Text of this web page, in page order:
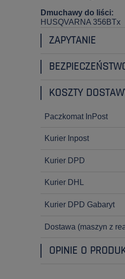
Dmuchawy do liści:
HUSQVARNA 356BTx
ZAPYTANIE
KOSZTY
Paczkomat InPost
Kurier Inpost
Kurier DPD
Kurier DHL
Kurier DPD Gabaryt
Dostawa (maszyn z
OPINIE O